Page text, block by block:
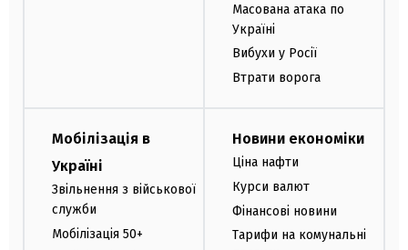
Масована атака по
Україні
Вибухи у Росії
Втрати ворога
Мобілізація в
Україні
Звільнення з військової
служби
Мобілізація 50+
Новини економіки
Ціна нафти
Курси валют
Фінансові новини
Тарифи на комунальні